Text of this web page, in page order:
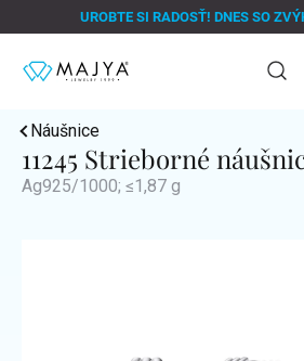
na
UROBTE SI RADOSŤ! DNES SO
Náušnice
11245 Strieborné
Ag925/1000; ≤1,87 g